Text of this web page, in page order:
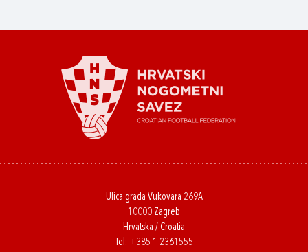
Ulica grada Vukovara 269A
10000 Zagreb
Hrvatska / Croatia
Tel: +385 1 2361555